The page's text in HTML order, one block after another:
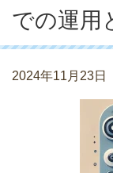
での運用
2024年11月23日